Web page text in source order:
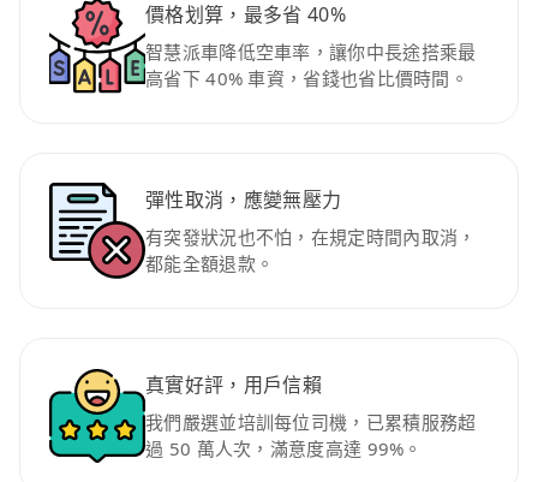
價格划算，最多省 40%
智慧派車降低空車率，讓你中長途搭乘最
高省下 40% 車資，省錢也省比價時間。
彈性取消，應變無壓力
有突發狀況也不怕，在規定時間內取消，
都能全額退款。
真實好評，用戶信賴
我們嚴選並培訓每位司機，已累積服務超
過 50 萬人次，滿意度高達 99%。